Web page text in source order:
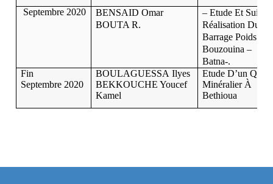
Septembre 2020
BENSAID Omar
BOUTA R.
– Etude Et Suivi
Réalisation Du
Barrage Poids De
Bouzouina –
Batna-.
Fin
Septembre 2020
BOULAGUESSA Ilyes
BEKKOUCHE Youcef
Kamel
Etude D’un Quai
Minéralier À
Bethioua